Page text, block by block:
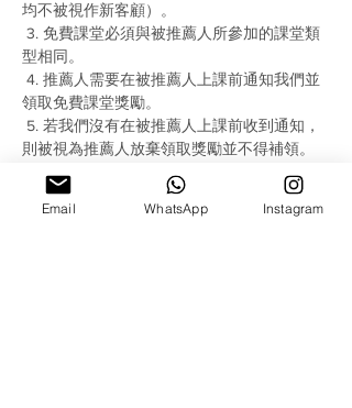
均不被視作新客顧）。
型相同。
領取免費課堂獎勵。
則被視為推薦人放棄領取獎勵並不得補領。
將獲得該課程或工作坊相應的一堂Credit作為
獎勵。
Email WhatsApp Instagram